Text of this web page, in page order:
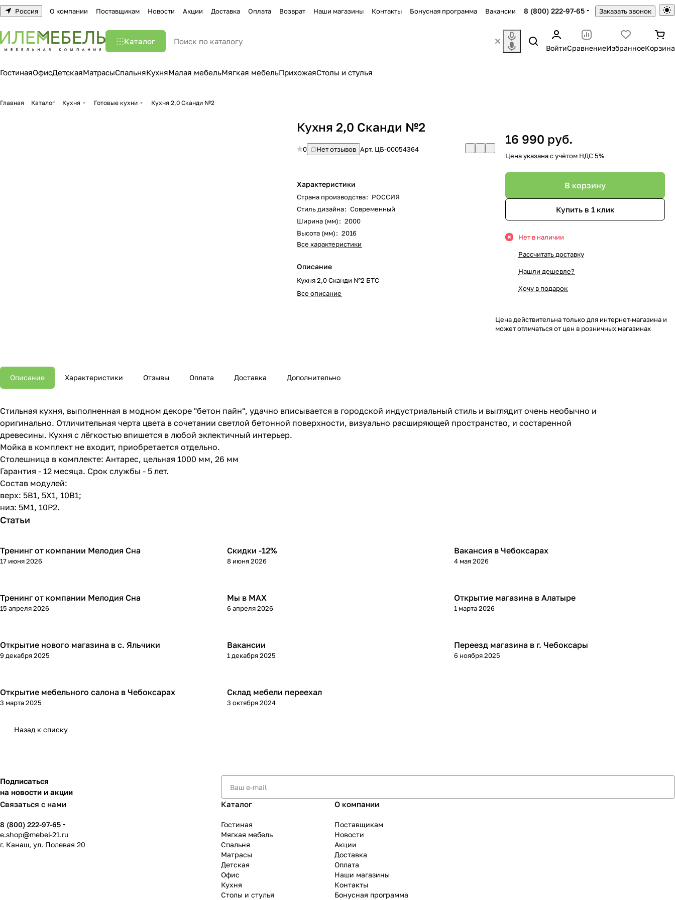
Россия О компании Поставщикам Новости Акции Доставка Оплата Возврат Наши магазины Контакты Бонусная программа Вакансии 8 (800) 222-97-65 Заказать звонок
Каталог
ВойтиСравнениеИзбранноеКорзина
ГостинаяОфисДетскаяМатрасыСпальняКухняМалая мебельМягкая мебельПрихожаяСтолы и стулья
Главная Каталог Кухня Готовые кухни Кухня 2,0 Сканди №2
Кухня 2,0 Сканди №2
0 Нет отзывов Арт. ЦБ-00054364
Характеристики
Страна производства: РОССИЯ
Стиль дизайна: Современный
Ширина (мм): 2000
Высота (мм): 2016
Все характеристики
Описание
Кухня 2,0 Сканди №2 БТС
Все описание
16 990 руб.
Цена указана с учётом НДС 5%
В корзину
Купить в 1 клик
Нет в наличии
Рассчитать доставку
Нашли дешевле?
Хочу в подарок
Цена действительна только для интернет-магазина и
может отличаться от цен в розничных магазинах
Описание Характеристики Отзывы Оплата Доставка Дополнительно
Стильная кухня, выполненная в модном декоре "бетон пайн", удачно вписывается в городской индустриальный стиль и выглядит очень необычно и
оригинально. Отличительная черта цвета в сочетании светлой бетонной поверхности, визуально расширяющей пространство, и состаренной
древесины. Кухня с лёгкостью впишется в любой эклектичный интерьер.
Мойка в комплект не входит, приобретается отдельно.
Столешница в комплекте: Антарес, цельная 1000 мм, 26 мм
Гарантия - 12 месяца. Срок службы - 5 лет.
Состав модулей:
верх: 5В1, 5Х1, 10В1;
низ: 5М1, 10Р2.
Статьи
Тренинг от компании Мелодия Сна
17 июня 2026
Скидки -12%
8 июня 2026
Вакансия в Чебоксарах
4 мая 2026
Тренинг от компании Мелодия Сна
15 апреля 2026
Мы в МАХ
6 апреля 2026
Открытие магазина в Алатыре
1 марта 2026
Открытие нового магазина в с. Яльчики
9 декабря 2025
Вакансии
1 декабря 2025
Переезд магазина в г. Чебоксары
6 ноября 2025
Открытие мебельного салона в Чебоксарах
3 марта 2025
Склад мебели переехал
3 октября 2024
Назад к списку
Подписаться
на новости и акции
Связаться с нами
8 (800) 222-97-65
e.shop@mebel-21.ru
г. Канаш, ул. Полевая 20
Каталог
Гостиная
Мягкая мебель
Спальня
Матрасы
Детская
Офис
Кухня
Столы и стулья
О компании
Поставщикам
Новости
Акции
Доставка
Оплата
Наши магазины
Контакты
Бонусная программа